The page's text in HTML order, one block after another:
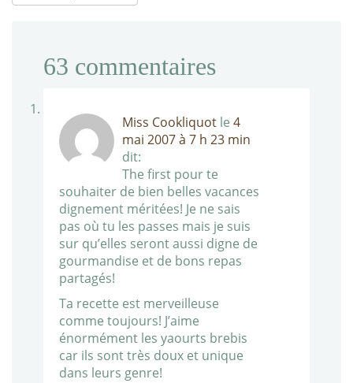
63 commentaires
Miss Cookliquot le 4
mai 2007 à 7 h 23 min
dit:
The first pour te
souhaiter de bien belles vacances
dignement méritées! Je ne sais
pas où tu les passes mais je suis
sur qu’elles seront aussi digne de
gourmandise et de bons repas
partagés!
Ta recette est merveilleuse
comme toujours! J’aime
énormément les yaourts brebis
car ils sont très doux et unique
dans leurs genre!